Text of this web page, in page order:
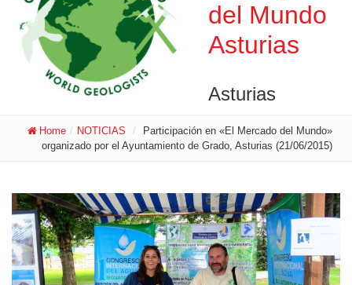
del Mundo
Asturias
Asturias
Home / NOTICIAS /
Participación en «El Mercado del Mundo»
organizado por el Ayuntamiento de Grado, Asturias (21/06/2015)